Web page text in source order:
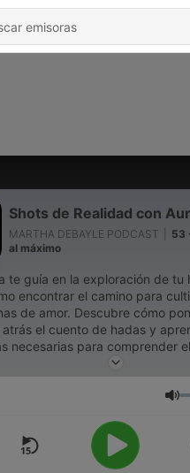
Shots de Realidad con
MARTHA DEBAYLE PODCAST
53
al máximo
te guía en la exploración de tu
encontrar el camino para
de amor. Descubre cómo
el cuento de hadas y
necesarias para comprender